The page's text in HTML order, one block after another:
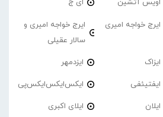
اویس آتشین ای ج
ایرج خواجه امیری
ایرج خواجه امیری و
سالار عقیلی
ایزاک ایزدمهر
ایفتیئفی ایکس‌ایکس‌ایکس‌پی
ایلان ایلای اکبری